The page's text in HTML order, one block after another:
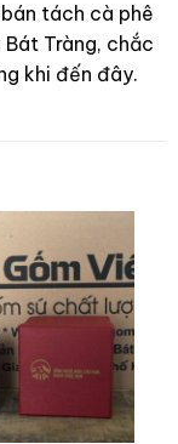
tách cà phê
Tràng, chắc
khi đến đây.